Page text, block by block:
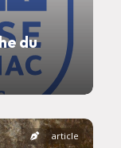
du
article